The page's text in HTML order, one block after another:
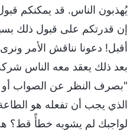
يُهذبون الناس. قد يمكنكم
إن قدرتكم على قبول ذلك بسبب
أقبل! دعونا نناقش الأمر
بعد ذلك يعقد معه الناس
"بصرف النظر عن الصواب أو
الذي يجب أن تفعله هو
لواجبك لم يشوبه خطأً